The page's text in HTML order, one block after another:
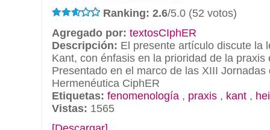
Ranking: 2.6/5.0 (52 votos)
Agregado por: textosCIphER
Descripción: El presente artículo discute la
Kant, con énfasis en la prioridad de la praxis
Presentado en el marco de las XIII
Hermenéutica CiphER
Etiquetas: fenomenología , praxis , kant ,
Vistas: 1565